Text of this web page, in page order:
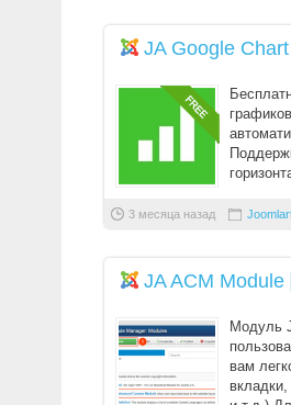
JA Google Chart
3 месяца назад
JA ACM Module
Модуль
вам